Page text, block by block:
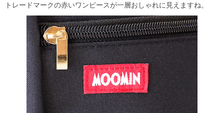
トレードマークの赤いワンピースが一層おしゃれに見えますね。